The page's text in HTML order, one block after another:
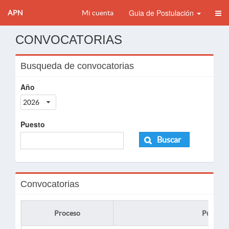
APN Mi cuenta Guia de Postulación
CONVOCATORIAS
Busqueda de convocatorias
Año
2026
Puesto
Buscar
Convocatorias
Proceso Puesto